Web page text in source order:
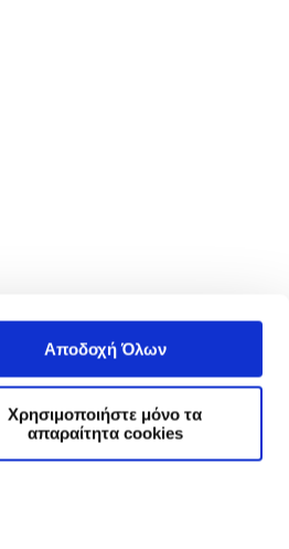
Αποδοχή Όλων
Χρησιμοποιήστε μόνο τα
απαραίτητα cookies